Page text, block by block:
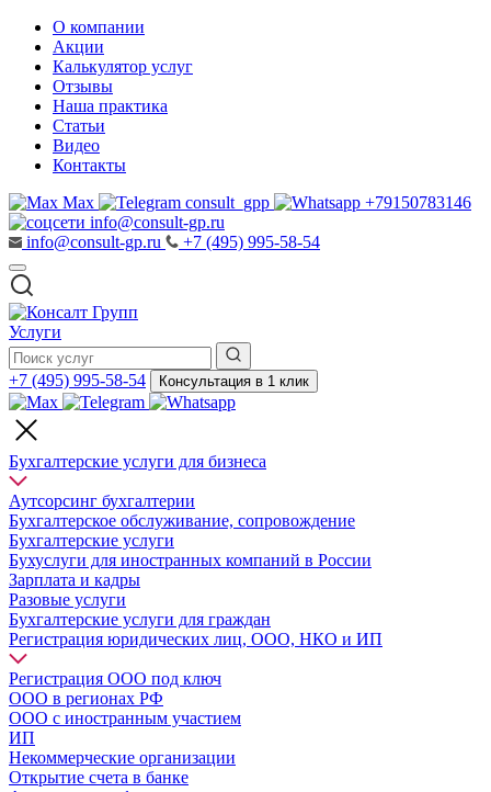
О компании
Акции
Калькулятор услуг
Отзывы
Наша практика
Статьи
Видео
Контакты
Max
consult_gpp
+79150783146
info@consult-gp.ru
info@consult-gp.ru
+7 (495) 995-58-54
Услуги
+7 (495) 995-58-54 Консультация в 1 клик
Бухгалтерские услуги для бизнеса
Аутсорсинг бухгалтерии
Бухгалтерское обслуживание, сопровождение
Бухгалтерские услуги
Бухуслуги для иностранных компаний в России
Зарплата и кадры
Разовые услуги
Бухгалтерские услуги для граждан
Регистрация юридических лиц, ООО, НКО и ИП
Регистрация ООО под ключ
ООО в регионах РФ
ООО с иностранным участием
ИП
Некоммерческие организации
Открытие счета в банке